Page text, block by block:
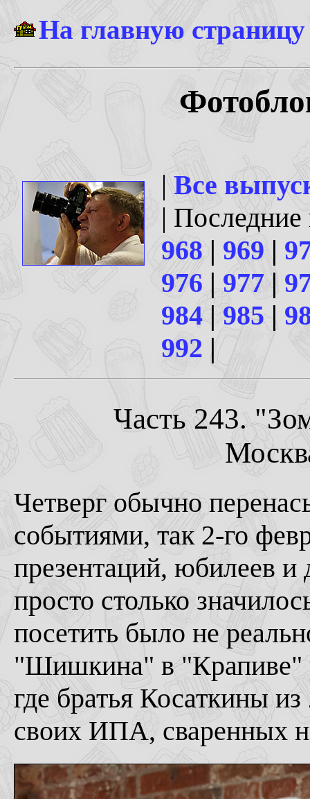
На главную
|Все
|
968| 969|
976 | 977 |
984 | 985|
992 |
Часть 243.
Четверг обычно
событиями, так 2-го
презентаций, юбилеев
просто столько
посетить было не
"Шишкина" в "Крапиве"
где братья Косаткины из
своих ИПА, сваренных